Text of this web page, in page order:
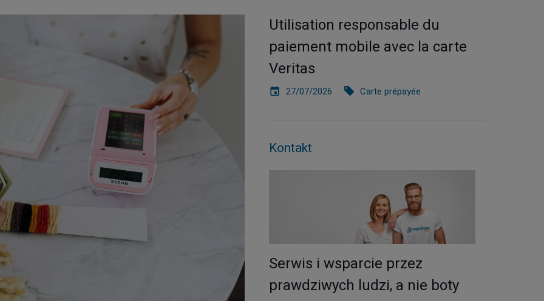
Utilisation responsable du
paiement mobile avec la carte
Veritas
27/07/2026 Carte prépayée
Kontakt
Serwis i wsparcie przez
prawdziwych ludzi, a nie boty